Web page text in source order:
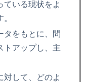
ている現状をよ
タをもとに、問
トアップし、主
対して、どのよ